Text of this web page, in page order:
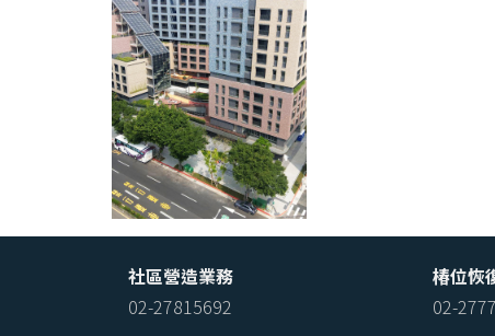
社區營造業務
02-27815692
椿位恢
02-